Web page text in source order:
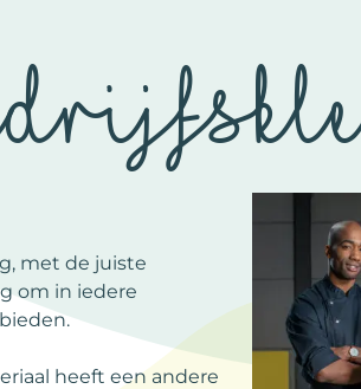
met de juiste
om in iedere
heeft een andere